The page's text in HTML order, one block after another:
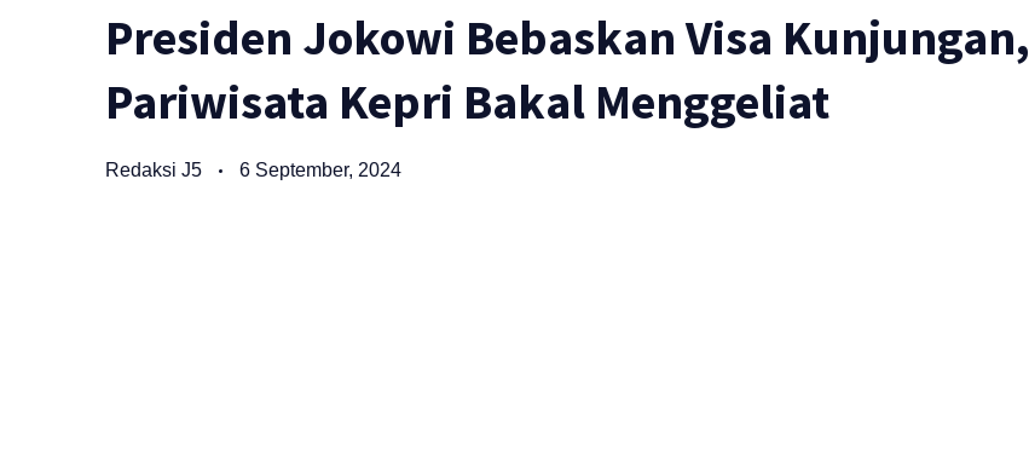
Presiden Jokowi Bebaskan Visa Kunjungan,
Pariwisata Kepri Bakal Menggeliat
Redaksi J5 6 September, 2024